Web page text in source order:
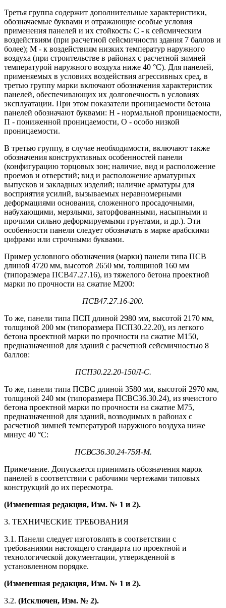
Третья группа содержит дополнительные характеристики,
обозначаемые буквами и отражающие особые условия
применения панелей и их стойкость: С - к сейсмическим
воздействиям (при расчетной сейсмичности здания 7 баллов и
более); М - к воздействиям низких температур наружного
воздуха (при строительстве в районах с расчетной зимней
температурой наружного воздуха ниже 40 °С). Для панелей,
применяемых в условиях воздействия агрессивных сред, в
третью группу марки включают обозначения характеристик
панелей, обеспечивающих их долговечность в условиях
эксплуатации. При этом показатели проницаемости бетона
панелей обозначают буквами: Н - нормальной проницаемости,
П - пониженной проницаемости, О - особо низкой
проницаемости.
В третью группу, в случае необходимости, включают также
обозначения конструктивных особенностей панели
(конфигурацию торцовых зон; наличие, вид и расположение
проемов и отверстий; вид и расположение арматурных
выпусков и закладных изделий; наличие арматуры для
восприятия усилий, вызываемых неравномерными
деформациями основания, сложенного просадочными,
набухающими, мерзлыми, заторфованными, насыпными и
прочими сильно деформируемыми грунтами, и др.). Эти
особенности панели следует обозначать в марке арабскими
цифрами или строчными буквами.
Пример условного обозначения (марки) панели типа ПСВ
длиной 4720 мм, высотой 2650 мм, толщиной 160 мм
(типоразмера ПСВ47.27.16), из тяжелого бетона проектной
марки по прочности на сжатие М200:
ПСВ47.27.16-200.
То же, панели типа ПСП длиной 2980 мм, высотой 2170 мм,
толщиной 200 мм (типоразмера ПСП30.22.20), из легкого
бетона проектной марки по прочности на сжатие М150,
предназначенной для зданий с расчетной сейсмичностью 8
баллов:
ПСП30.22.20-150Л-С.
То же, панели типа ПСВС длиной 3580 мм, высотой 2970 мм,
толщиной 240 мм (типоразмера ПСВС36.30.24), из ячеистого
бетона проектной марки по прочности на сжатие М75,
предназначенной для зданий, возводимых в районах с
расчетной зимней температурой наружного воздуха ниже
минус 40 °С:
ПСВС36.30.24-75Я-М.
Примечание. Допускается принимать обозначения марок
панелей в соответствии с рабочими чертежами типовых
конструкций до их пересмотра.
(Измененная редакция, Изм. № 1 и 2).
3. ТЕХНИЧЕСКИЕ ТРЕБОВАНИЯ
3.1. Панели следует изготовлять в соответствии с
требованиями настоящего стандарта по проектной и
технологической документации, утвержденной в
установленном порядке.
(Измененная редакция, Изм. № 1 и 2).
3.2. (Исключен, Изм. № 2).